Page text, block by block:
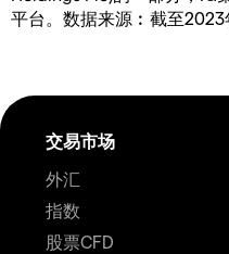
平台。数据来源︰截至2023
交易市场
外汇
指数
股票CFD